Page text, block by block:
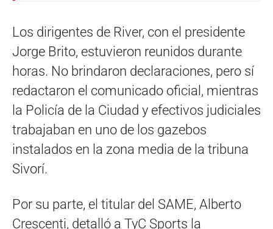
Los dirigentes de River, con el presidente
Jorge Brito, estuvieron reunidos durante
horas. No brindaron declaraciones, pero sí
redactaron el comunicado oficial, mientras
la Policía de la Ciudad y efectivos judiciales
trabajaban en uno de los gazebos
instalados en la zona media de la tribuna
Sivorí.
Por su parte, el titular del SAME, Alberto
Crescenti, detalló a TyC Sports la